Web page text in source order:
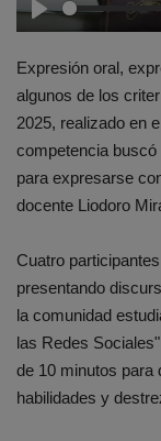
Play
Expresión oral,
algunos de los
2025, realizado en
competencia buscó
para expresarse
docente Liodoro
Cuatro
presentando
la comunidad
las Redes
de 10 minutos para
habilidades y